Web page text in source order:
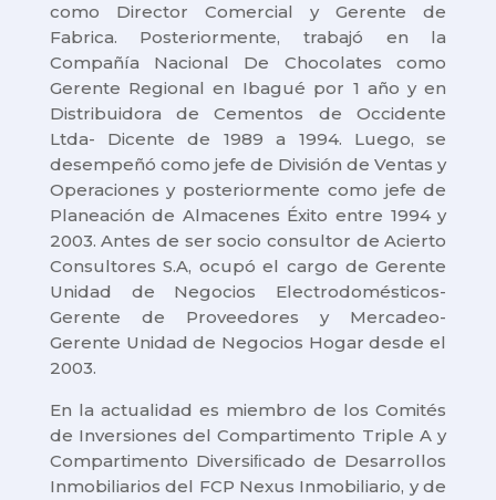
como Director Comercial y Gerente de
Fabrica. Posteriormente, trabajó en la
Compañía Nacional De Chocolates como
Gerente Regional en Ibagué por 1 año y en
Distribuidora de Cementos de Occidente
Ltda- Dicente de 1989 a 1994. Luego, se
desempeñó como jefe de División de Ventas y
Operaciones y posteriormente como jefe de
Planeación de Almacenes Éxito entre 1994 y
2003. Antes de ser socio consultor de Acierto
Consultores S.A, ocupó el cargo de Gerente
Unidad de Negocios Electrodomésticos-
Gerente de Proveedores y Mercadeo-
Gerente Unidad de Negocios Hogar desde el
2003.
En la actualidad es miembro de los Comités
de Inversiones del Compartimento Triple A y
Compartimento Diversiﬁcado de Desarrollos
Inmobiliarios del FCP Nexus Inmobiliario, y de